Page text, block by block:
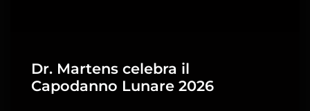
Dr. Martens celebra il
Capodanno Lunare 2026